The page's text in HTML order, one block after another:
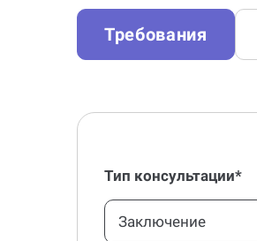
Требования
Тип консультации*
Заключение